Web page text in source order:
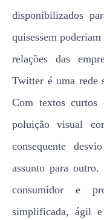
disponibilizados
quisessem
relações das
Twitter é uma rede
Com textos curtos
poluição visual
consequente
assunto para
consumidor e
simplificada, ágil